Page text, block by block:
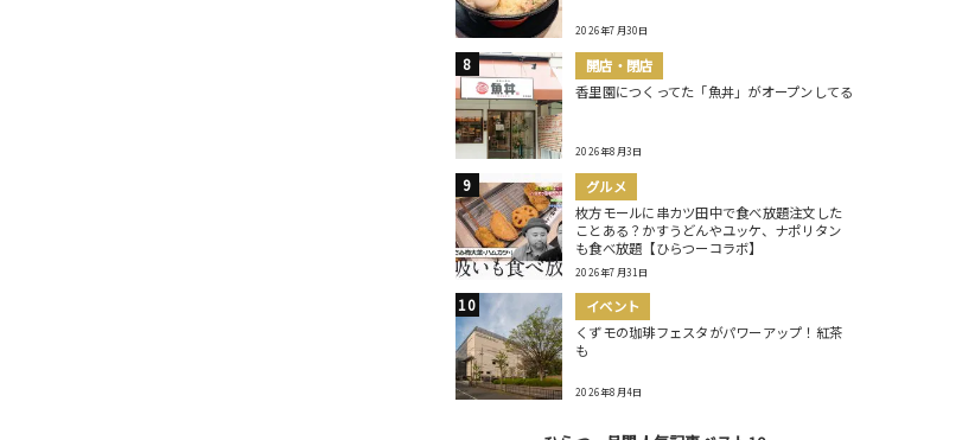
2026年7月30日
開店・閉店
香里園につくってた「魚丼」がオープンしてる
2026年8月3日
グルメ
枚方モールに串カツ田中で食べ放題注文した
ことある？かすうどんやユッケ、ナポリタン
も食べ放題【ひらつーコラボ】
2026年7月31日
イベント
くずモの珈琲フェスタがパワーアップ！紅茶
も
2026年8月4日